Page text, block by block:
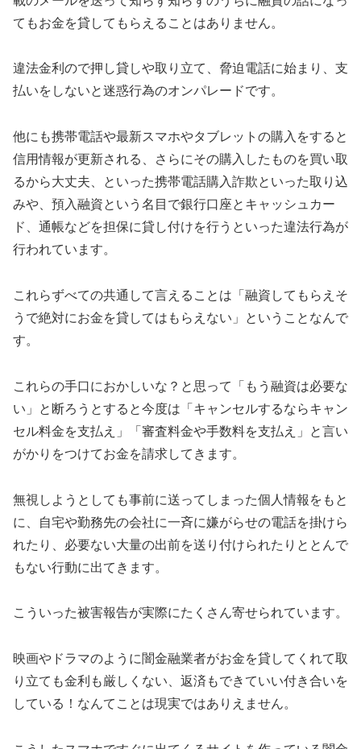
てもお金を貸してもらえることはありません。
違法金利ので押し貸しや取り立て、脅迫電話に始まり、支
払いをしないと迷惑行為のオンパレードです。
他にも携帯電話や最新スマホやタブレットの購入をすると
信用情報が更新される、さらにその購入したものを買い取
るから大丈夫、といった携帯電話購入詐欺といった取り込
みや、預入融資という名目で銀行口座とキャッシュカー
ド、通帳などを担保に貸し付けを行うといった違法行為が
行われています。
これらずべての共通して言えることは「融資してもらえそ
うで絶対にお金を貸してはもらえない」ということなんで
す。
これらの手口におかしいな？と思って「もう融資は必要な
い」と断ろうとすると今度は「キャンセルするならキャン
セル料金を支払え」「審査料金や手数料を支払え」と言い
がかりをつけてお金を請求してきます。
無視しようとしても事前に送ってしまった個人情報をもと
に、自宅や勤務先の会社に一斉に嫌がらせの電話を掛けら
れたり、必要ない大量の出前を送り付けられたりととんで
もない行動に出てきます。
こういった被害報告が実際にたくさん寄せられています。
映画やドラマのように闇金融業者がお金を貸してくれて取
り立ても金利も厳しくない、返済もできていい付き合いを
している！なんてことは現実ではありえません。